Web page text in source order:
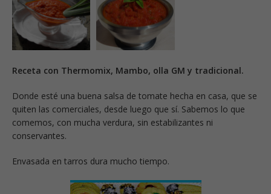
Receta con Thermomix, Mambo, olla GM y tradicional.
Donde esté una buena salsa de tomate hecha en casa, que se
quiten las comerciales, desde luego que sí. Sabemos lo que
comemos, con mucha verdura, sin estabilizantes ni
conservantes.
Envasada en tarros dura mucho tiempo.